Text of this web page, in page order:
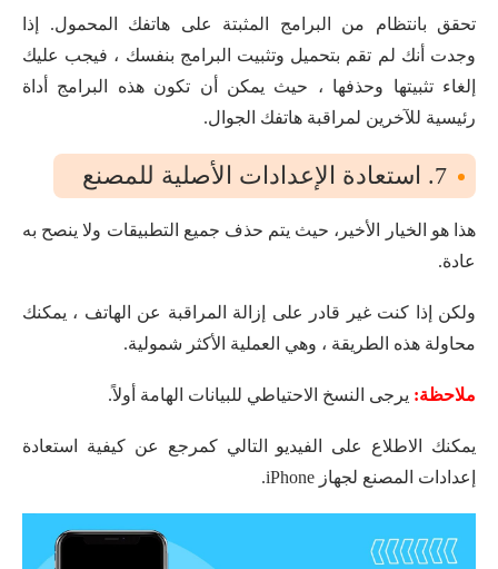
تحقق بانتظام من البرامج المثبتة على هاتفك المحمول. إذا
وجدت أنك لم تقم بتحميل وتثبيت البرامج بنفسك ، فيجب عليك
إلغاء تثبيتها وحذفها ، حيث يمكن أن تكون هذه البرامج أداة
رئيسية للآخرين لمراقبة هاتفك الجوال.
7. استعادة الإعدادات الأصلية للمصنع
هذا هو الخيار الأخير، حيث يتم حذف جميع التطبيقات ولا ينصح به
عادة.
ولكن إذا كنت غير قادر على إزالة المراقبة عن الهاتف ، يمكنك
محاولة هذه الطريقة ، وهي العملية الأكثر شمولية.
ملاحظة: يرجى النسخ الاحتياطي للبيانات الهامة أولاً.
يمكنك الاطلاع على الفيديو التالي كمرجع عن كيفية استعادة
إعدادات المصنع لجهاز iPhone.